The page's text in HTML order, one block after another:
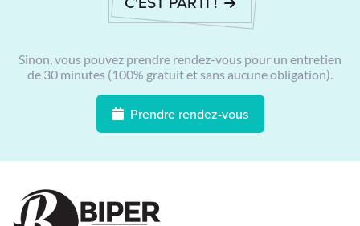
Sinon, vous pouvez prendre rendez-vous pour un entretien
de 30 minutes (100% gratuit et sans aucune obligation).
Prendre rendez-vous